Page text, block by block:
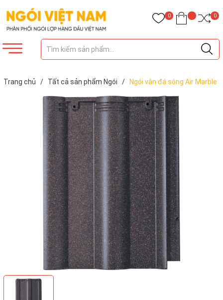
0 0
Trang chủ / Tất cả sản phẩm Ngói /
Ngói vân đá sóng Air Marble